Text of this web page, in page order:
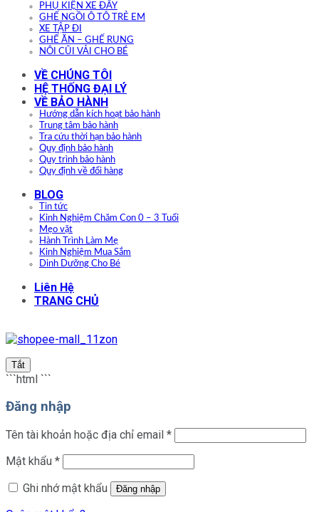
PHỤ KIỆN XE ĐẨY
GHẾ NGỒI Ô TÔ TRẺ EM
XE TẬP ĐI
GHẾ ĂN – GHẾ RUNG
NÔI CŨI VẢI CHO BÉ
VỀ CHÚNG TÔI
HỆ THỐNG ĐẠI LÝ
VỀ BẢO HÀNH
Hướng dẫn kích hoạt bảo hành
Trung tâm bảo hành
Tra cứu thời hạn bảo hành
Quy định bảo hành
Quy trình bảo hành
Quy định về đổi hàng
BLOG
Tin tức
Kinh Nghiệm Chăm Con 0 – 3 Tuổi
Mẹo vặt
Hành Trình Làm Mẹ
Kinh Nghiệm Mua Sắm
Dinh Dưỡng Cho Bé
Liên Hệ
TRANG CHỦ
Tắt
```html ```
Đăng nhập
Tên tài khoản hoặc địa chỉ email *Bắt
buộc
Mật khẩu *Bắt
buộc
Ghi nhớ mật khẩu
Đăng nhập